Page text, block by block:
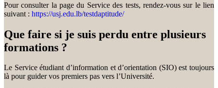
Pour consulter la page du Service des tests, rendez-vous sur le lien
suivant : https://usj.edu.lb/testdaptitude/
Que faire si je suis perdu entre plusieurs
formations ?
Le Service étudiant d’information et d’orientation (SIO) est toujours
là pour guider vos premiers pas vers l’Université.